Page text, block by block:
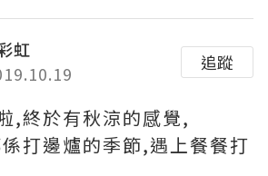
虹
追蹤
,終於有秋涼的感覺,
打邊爐的季節,遇上餐餐打